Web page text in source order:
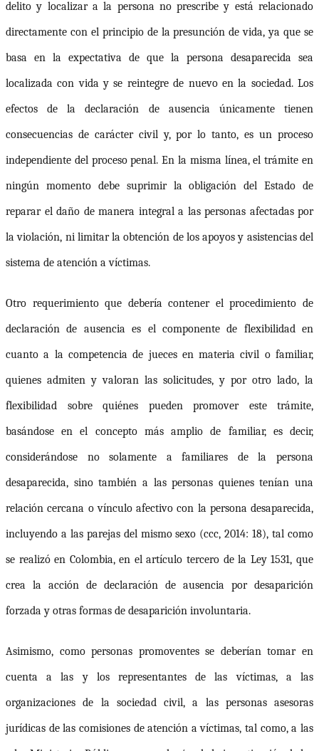
delito y localizar a la persona no prescribe y está relacionado
directamente con el principio de la presunción de vida, ya que se
basa en la expectativa de que la persona desaparecida sea
localizada con vida y se reintegre de nuevo en la sociedad. Los
efectos de la declaración de ausencia únicamente tienen
consecuencias de carácter civil y, por lo tanto, es un proceso
independiente del proceso penal. En la misma línea, el trámite en
ningún momento debe suprimir la obligación del Estado de
reparar el daño de manera integral a las personas afectadas por
la violación, ni limitar la obtención de los apoyos y asistencias del
sistema de atención a víctimas.
Otro requerimiento que debería contener el procedimiento de
declaración de ausencia es el componente de flexibilidad en
cuanto a la competencia de jueces en materia civil o familiar,
quienes admiten y valoran las solicitudes, y por otro lado, la
flexibilidad sobre quiénes pueden promover este trámite,
basándose en el concepto más amplio de familiar, es decir,
considerándose no solamente a familiares de la persona
desaparecida, sino también a las personas quienes tenían una
relación cercana o vínculo afectivo con la persona desaparecida,
incluyendo a las parejas del mismo sexo (ccc, 2014: 18), tal como
se realizó en Colombia, en el artículo tercero de la Ley 1531, que
crea la acción de declaración de ausencia por desaparición
forzada y otras formas de desaparición involuntaria.
Asimismo, como personas promoventes se deberían tomar en
cuenta a las y los representantes de las víctimas, a las
organizaciones de la sociedad civil, a las personas asesoras
jurídicas de las comisiones de atención a víctimas, tal como, a las